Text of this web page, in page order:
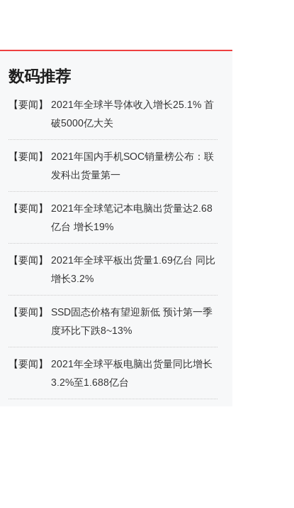
数码推荐
【要闻】
2021年全球半导体收入增长25.1% 首
破5000亿大关
【要闻】
2021年国内手机SOC销量榜公布：联
发科出货量第一
【要闻】
2021年全球笔记本电脑出货量达2.68
亿台 增长19%
【要闻】
2021年全球平板出货量1.69亿台 同比
增长3.2%
【要闻】
SSD固态价格有望迎新低 预计第一季
度环比下跌8~13%
【要闻】
2021年全球平板电脑出货量同比增长
3.2%至1.688亿台